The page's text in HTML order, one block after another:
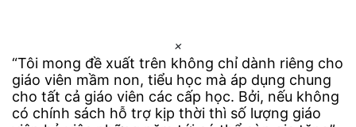
×
“Tôi mong đề xuất trên không chỉ dành riêng cho
giáo viên mầm non, tiểu học mà áp dụng chung
cho tất cả giáo viên các cấp học. Bởi, nếu không
có chính sách hỗ trợ kịp thời thì số lượng giáo